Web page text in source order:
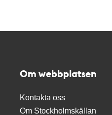
Om webbplatsen
Kontakta oss
Om Stockholmskällan